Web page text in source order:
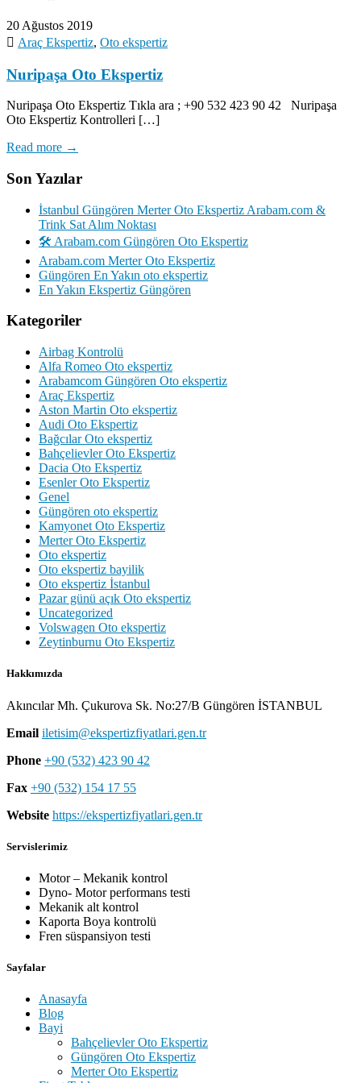
20 Ağustos 2019
Araç Ekspertiz, Oto ekspertiz
Nuripaşa Oto Ekspertiz
Nuripaşa Oto Ekspertiz Tıkla ara ; +90 532 423 90 42 Nuripaşa
Oto Ekspertiz Kontrolleri […]
Read more →
Son Yazılar
İstanbul Güngören Merter Oto Ekspertiz Arabam.com &
Trink Sat Alım Noktası
🛠️ Arabam.com Güngören Oto Ekspertiz
Arabam.com Merter Oto Ekspertiz
Güngören En Yakın oto ekspertiz
En Yakın Ekspertiz Güngören
Kategoriler
Airbag Kontrolü
Alfa Romeo Oto ekspertiz
Arabamcom Güngören Oto ekspertiz
Araç Ekspertiz
Aston Martin Oto ekspertiz
Audi Oto Ekspertiz
Bağcılar Oto ekspertiz
Bahçelievler Oto Ekspertiz
Dacia Oto Ekspertiz
Esenler Oto Ekspertiz
Genel
Güngören oto ekspertiz
Kamyonet Oto Ekspertiz
Merter Oto Ekspertiz
Oto ekspertiz
Oto ekspertiz bayilik
Oto ekspertiz İstanbul
Pazar günü açık Oto ekspertiz
Uncategorized
Volswagen Oto ekspertiz
Zeytinburnu Oto Ekspertiz
Hakkımızda
Akıncılar Mh. Çukurova Sk. No:27/B Güngören İSTANBUL
Email iletisim@ekspertizfiyatlari.gen.tr
Phone +90 (532) 423 90 42
Fax +90 (532) 154 17 55
Website https://ekspertizfiyatlari.gen.tr
Servislerimiz
Motor – Mekanik kontrol
Dyno- Motor performans testi
Mekanik alt kontrol
Kaporta Boya kontrolü
Fren süspansiyon testi
Sayfalar
Anasayfa
Blog
Bayi
Bahçelievler Oto Ekspertiz
Güngören Oto Ekspertiz
Merter Oto Ekspertiz